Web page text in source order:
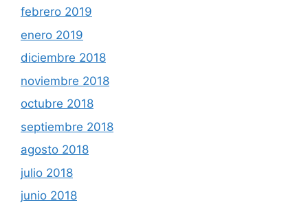
febrero 2019
enero 2019
diciembre 2018
noviembre 2018
octubre 2018
septiembre 2018
agosto 2018
julio 2018
junio 2018